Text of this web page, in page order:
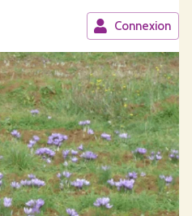
Connexion